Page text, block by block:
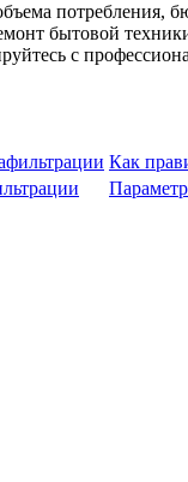
потребления,
бытовой
с
Как